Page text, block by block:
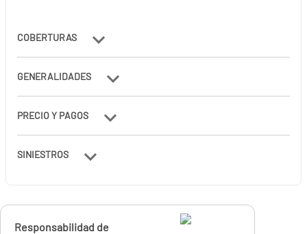
COBERTURAS
GENERALIDADES
PRECIO Y PAGOS
SINIESTROS
Calcúlalo ahora
Responsabilidad de